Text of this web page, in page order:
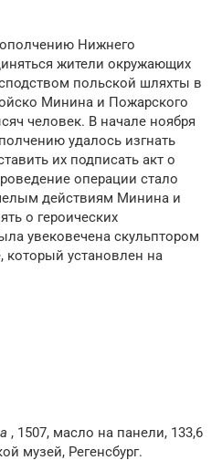
Нижнего
жители окружающих
польской шляхты в
Минина и Пожарского
человек. В начале ноября
удалось изгнать
их подписать акт о
операции стало
действиям Минина и
о героических
увековечена скульптором
установлен на
, 1507, масло на панели, 133,6
музей, Регенсбург.